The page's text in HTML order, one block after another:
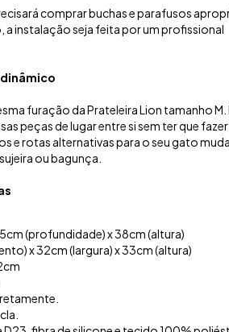
comprar buchas e parafusos
a instalação seja feita por um profissional
furação da Prateleira Lion tamanho M.
peças de lugar entre si sem ter que
e rotas alternativas para o seu gato
ou bagunça.
(profundidade) x 38cm (altura)
x 32cm (largura) x 33cm (altura)